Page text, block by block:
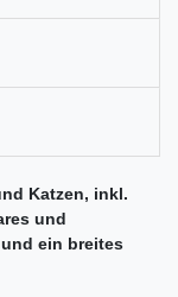
Katzen, inkl.
und
ein breites